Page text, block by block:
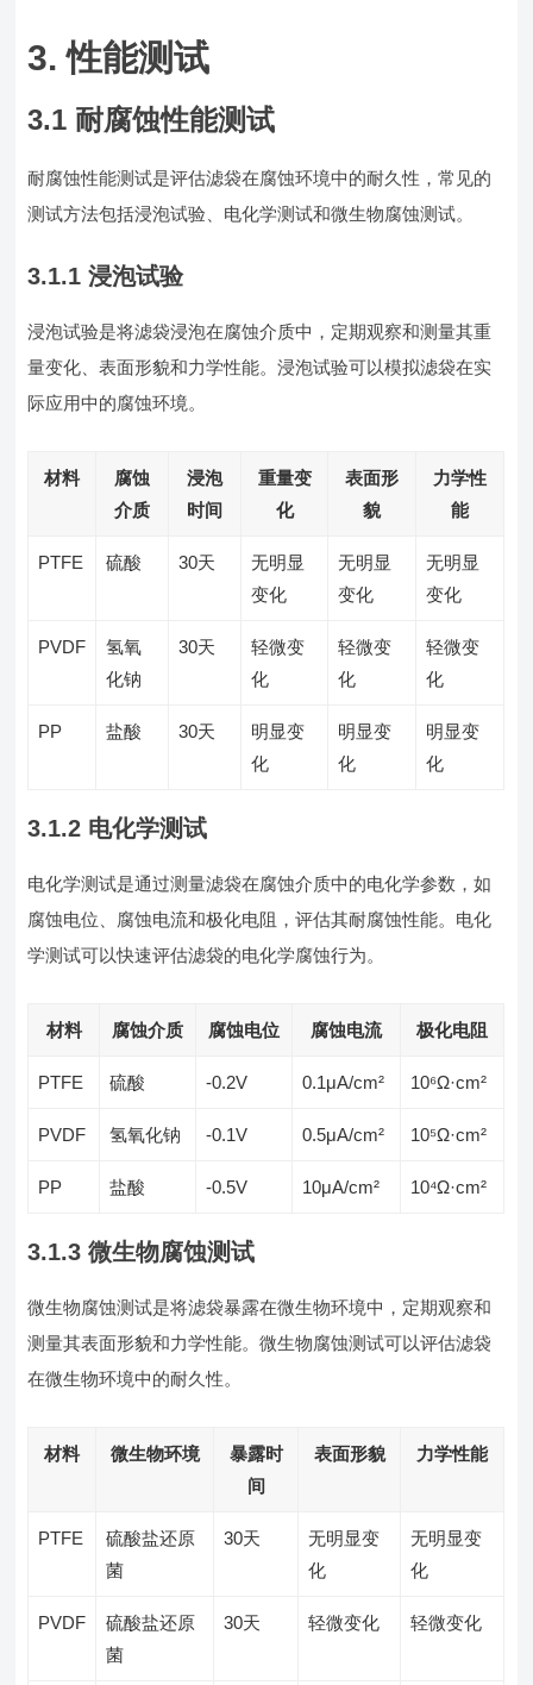
3. 性能测试
3.1 耐腐蚀性能测试
耐腐蚀性能测试是评估滤袋在腐蚀环境中的耐久性，常见的
测试方法包括浸泡试验、电化学测试和微生物腐蚀测试。
3.1.1 浸泡试验
浸泡试验是将滤袋浸泡在腐蚀介质中，定期观察和测量其重
量变化、表面形貌和力学性能。浸泡试验可以模拟滤袋在实
际应用中的腐蚀环境。
材料
腐蚀
介质
浸泡
时间
重量变
化
表面形
貌
力学性
能
PTFE 硫酸 30天
无明显
变化
无明显
变化
无明显
变化
PVDF
氢氧
化钠
30天
轻微变
化
轻微变
化
轻微变
化
PP 盐酸 30天
明显变
化
明显变
化
明显变
化
3.1.2 电化学测试
电化学测试是通过测量滤袋在腐蚀介质中的电化学参数，如
腐蚀电位、腐蚀电流和极化电阻，评估其耐腐蚀性能。电化
学测试可以快速评估滤袋的电化学腐蚀行为。
材料 腐蚀介质 腐蚀电位 腐蚀电流 极化电阻
PTFE 硫酸 -0.2V 0.1μA/cm² 10⁶Ω·cm²
PVDF 氢氧化钠 -0.1V 0.5μA/cm² 10⁵Ω·cm²
PP 盐酸 -0.5V 10μA/cm² 10⁴Ω·cm²
3.1.3 微生物腐蚀测试
微生物腐蚀测试是将滤袋暴露在微生物环境中，定期观察和
测量其表面形貌和力学性能。微生物腐蚀测试可以评估滤袋
在微生物环境中的耐久性。
材料 微生物环境
暴露时
间
表面形貌 力学性能
PTFE
硫酸盐还原
菌
30天
无明显变
化
无明显变
化
PVDF
硫酸盐还原
菌
30天 轻微变化 轻微变化